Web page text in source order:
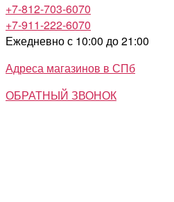
+7-812-703-6070
+7-911-222-6070
Ежедневно с 10:00 до 21:00
Адреса магазинов в СПб
ОБРАТНЫЙ ЗВОНОК